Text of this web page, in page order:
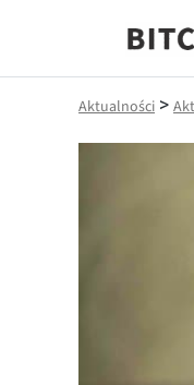
Aktualności >